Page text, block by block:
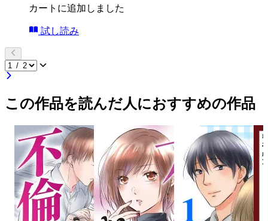
カートに追加しました
試し読み
この作品を読んだ人におすすめの作品